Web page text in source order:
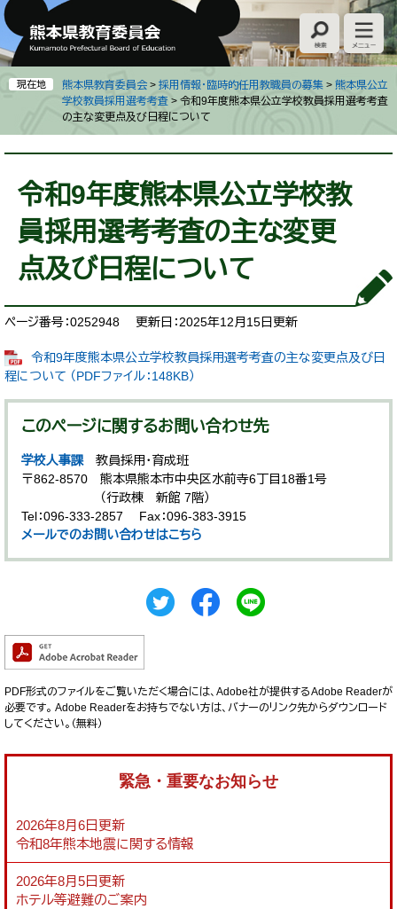
ペ
ー
ジ
の
先
す
。
メ
ニ
ュ
ー
を
し
て
現在地 熊本県教育委員会 > 採用情報・臨時的任用教職員の募集 > 熊本県公立
学校教員採用選考考査 > 令和9年度熊本県公立学校教員採用選考考査
の主な変更点及び日程について
令和9年度熊本県公立学校教
員採用選考考査の主な変更
点及び日程について
ページ番号：0252948 更新日：2025年12月15日更新
令和9年度熊本県公立学校教員採用選考考査の主な変更点及び日
程について （PDFファイル：148KB）
このページに関するお問い合わせ先
学校人事課
教員採用・育成班
〒862-8570
熊本県熊本市中央区水前寺6丁目18番1号
（行政棟 新館 7階）
Tel：096-333-2857
Fax：096-383-3915
メールでのお問い合わせはこちら
PDF形式のファイルをご覧いただく場合には、Adobe社が提供するAdobe Readerが
必要です。 Adobe Readerをお持ちでない方は、バナーのリンク先からダウンロード
してください。（無料）
緊急・重要なお知らせ
2026年8月6日更新
令和8年熊本地震に関する情報
2026年8月5日更新
ホテル等避難のご案内